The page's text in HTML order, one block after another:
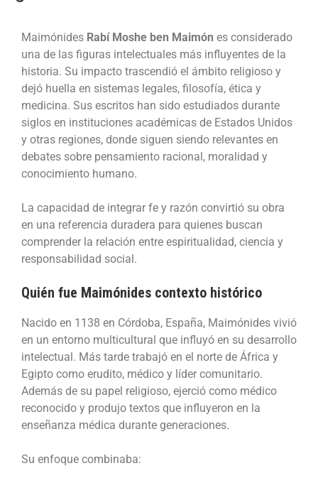
Maimónides Rabí Moshe ben Maimón es considerado
una de las figuras intelectuales más influyentes de la
historia. Su impacto trascendió el ámbito religioso y
dejó huella en sistemas legales, filosofía, ética y
medicina. Sus escritos han sido estudiados durante
siglos en instituciones académicas de Estados Unidos
y otras regiones, donde siguen siendo relevantes en
debates sobre pensamiento racional, moralidad y
conocimiento humano.
La capacidad de integrar fe y razón convirtió su obra
en una referencia duradera para quienes buscan
comprender la relación entre espiritualidad, ciencia y
responsabilidad social.
Quién fue Maimónides contexto histórico
Nacido en 1138 en Córdoba, España, Maimónides vivió
en un entorno multicultural que influyó en su desarrollo
intelectual. Más tarde trabajó en el norte de África y
Egipto como erudito, médico y líder comunitario.
Además de su papel religioso, ejerció como médico
reconocido y produjo textos que influyeron en la
enseñanza médica durante generaciones.
Su enfoque combinaba: